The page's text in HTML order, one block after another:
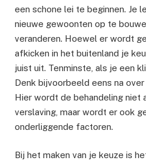
een schone lei te beginnen. Je
nieuwe gewoonten op te
veranderen. Hoewel er wordt
afkicken in het buitenland je
juist uit. Tenminste, als je een
Denk bijvoorbeeld eens na over
Hier wordt de behandeling niet
verslaving, maar wordt er ook
onderliggende factoren.
Bij het maken van je keuze is